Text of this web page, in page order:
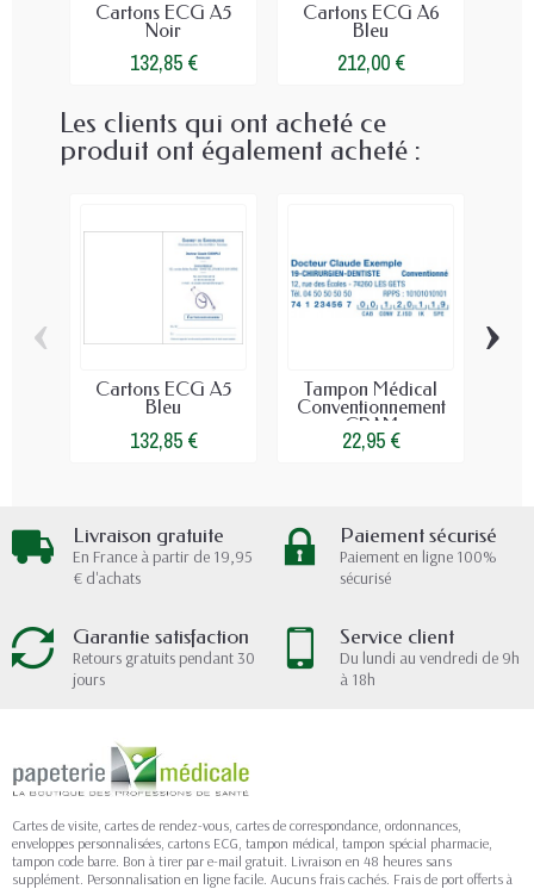
Cartons ECG A5
Noir
132,85 €
Cartons ECG A6
Bleu
212,00 €
Les clients qui ont acheté ce
produit ont également acheté :
Cartons ECG A5
Bleu
132,85 €
Tampon Médical
Conventionnement
CPAM
22,95 €
‹ ›
Livraison gratuite
En France à partir de 19,95
€ d'achats
Paiement sécurisé
Paiement en ligne 100%
sécurisé
Garantie satisfaction
Retours gratuits pendant 30
jours
Service client
Du lundi au vendredi de 9h
à 18h
Cartes de visite, cartes de rendez-vous, cartes de correspondance, ordonnances,
enveloppes personnalisées, cartons ECG, tampon médical, tampon spécial pharmacie,
tampon code barre. Bon à tirer par e-mail gratuit. Livraison en 48 heures sans
supplément. Personnalisation en ligne facile. Aucuns frais cachés. Frais de port offerts à